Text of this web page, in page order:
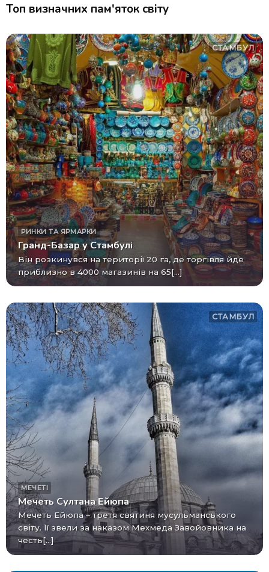
Топ визначних пам'яток світу
СТАМБУЛ
РИНКИ ТА ЯРМАРКИ
Гранд-Базар у Стамбулі
Він розкинувся на території 20 га, де торгівля йде
приблизно в 4000 магазинів на 65[...]
СТАМБУЛ
МЕЧЕТІ
Мечеть Султана Ейюпа
Мечеть Ейюпа – третя святиня мусульманського
світу. Її звели за наказом Мехмеда Завойовника на
честь[...]